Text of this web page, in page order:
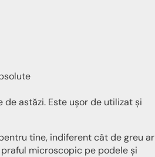
astăzi. Este ușor de utilizat și
tine, indiferent cât de greu ar
microscopic pe podele și